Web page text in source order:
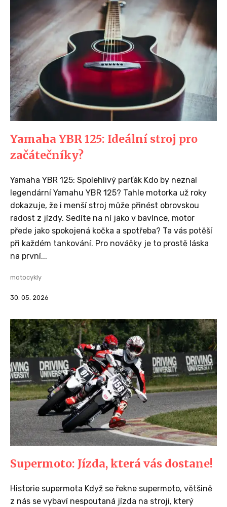
Yamaha YBR 125: Ideální stroj pro
začátečníky?
Yamaha YBR 125: Spolehlivý parťák Kdo by neznal
legendární Yamahu YBR 125? Tahle motorka už roky
dokazuje, že i menší stroj může přinést obrovskou
radost z jízdy. Sedíte na ní jako v bavlnce, motor
přede jako spokojená kočka a spotřeba? Ta vás potěší
při každém tankování. Pro nováčky je to prostě láska
na první...
motocykly
30. 05. 2026
Supermoto: Jízda, která vás dostane!
Historie supermota Když se řekne supermoto, většině
z nás se vybaví nespoutaná jízda na stroji, který